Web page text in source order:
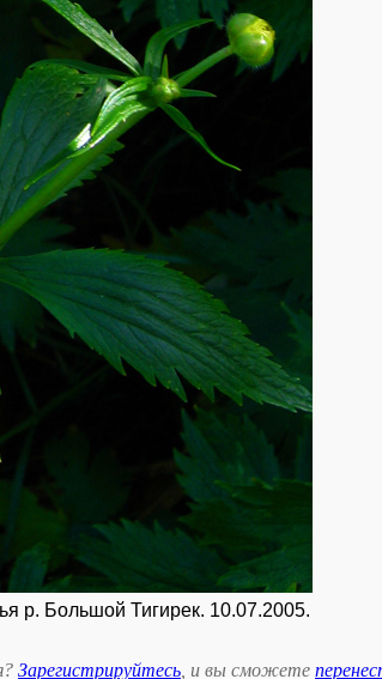
р. Большой Тигирек. 10.07.2005.
Зарегистрируйтесь , и вы сможете